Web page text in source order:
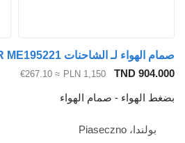
TND
PLN 1,150
≈ €267.10
الهواء - صمام الهواء